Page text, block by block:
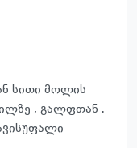
სითი მოლის
, გალფთან .